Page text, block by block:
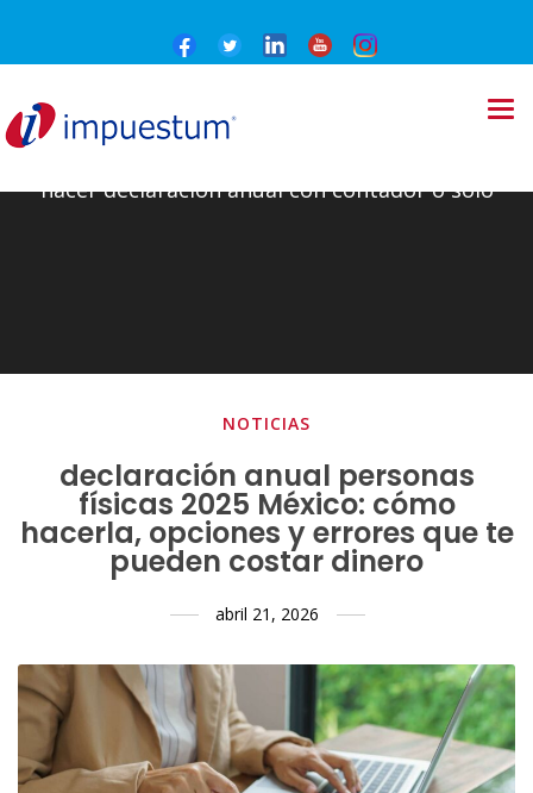
hacer declaración anual con contador o solo
NOTICIAS
declaración anual personas
físicas 2025 México: cómo
hacerla, opciones y errores que te
pueden costar dinero
abril 21, 2026